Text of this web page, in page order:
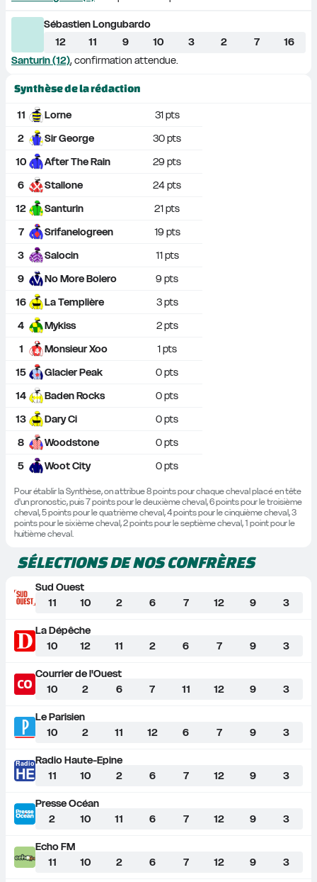
Sébastien Longubardo
12
11 9 10 3 2 7
16
Santurin (12), confirmation attendue.
Synthèse de la rédaction
11 Lorne 31 pts
2
Sir George 30 pts
10
After The Rain 29 pts
6
Stallone 24 pts
12
Santurin 21 pts
7
Srifanelogreen 19 pts
3
Salocin 11 pts
9
No More Bolero 9 pts
16
La Templière 3 pts
4
Mykiss 2 pts
1
Monsieur Xoo 1 pts
15
Glacier Peak 0 pts
14
Baden Rocks 0 pts
13
Dary Ci 0 pts
8
Woodstone 0 pts
5
Woot City 0 pts
Pour établir la Synthèse, on attribue 8 points pour chaque cheval placé en tête
d'un pronostic, puis 7 points pour le deuxième cheval, 6 points pour le troisième
cheval, 5 points pour le quatrième cheval, 4 points pour le cinquième cheval, 3
points pour le sixième cheval, 2 points pour le septième cheval, 1 point pour le
huitième cheval.
SÉLECTIONS DE NOS CONFRÈRES
Sud Ouest
11
10 2 6 7 12 9 3
La Dépêche
10
12 11 2 6 7 9 3
Courrier de l'Ouest
10
2 6 7 11 12 9 3
Le Parisien
10
2 11 12 6 7 9 3
Radio
HE
Radio Haute-Epine
11
10 2 6 7 12 9 3
Presse Océan
2
10 11 6 7 12 9 3
Echo FM
11
10 2 6 7 12 9 3